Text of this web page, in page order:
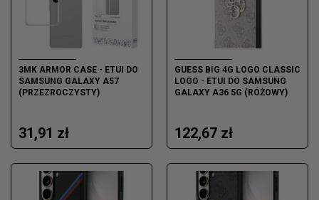
3MK ARMOR CASE - ETUI DO
SAMSUNG GALAXY A57
(PRZEZROCZYSTY)
31,91 zł
GUESS BIG 4G LOGO CLASSIC
LOGO - ETUI DO SAMSUNG
GALAXY A36 5G (RÓŻOWY)
122,67 zł